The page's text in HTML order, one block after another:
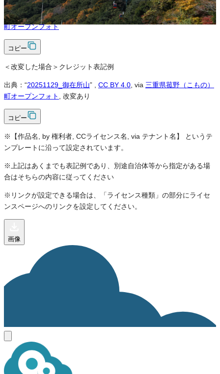
出典：“20251129_御在所山”,CC BY 4.0, via三重県菰野（こもの）
町オープンフォト
コピー
＜改変した場合＞クレジット表記例
出典：“20251129_御在所山” CC BY 4.0 , via 三重県菰野（こもの）
町オープンフォト
, 改変あり
コピー
※【作品名, by 権利者, CCライセンス名, via テナント名】 というテ
ンプレートに沿って設定されています。
※上記はあくまでも表記例であり、別途自治体等から指定がある場
合はそちらの内容に従ってください
※リンクが設定できる場合は、「ライセンス種類」の部分にライセ
ンスページへのリンクを設定してください。
画像